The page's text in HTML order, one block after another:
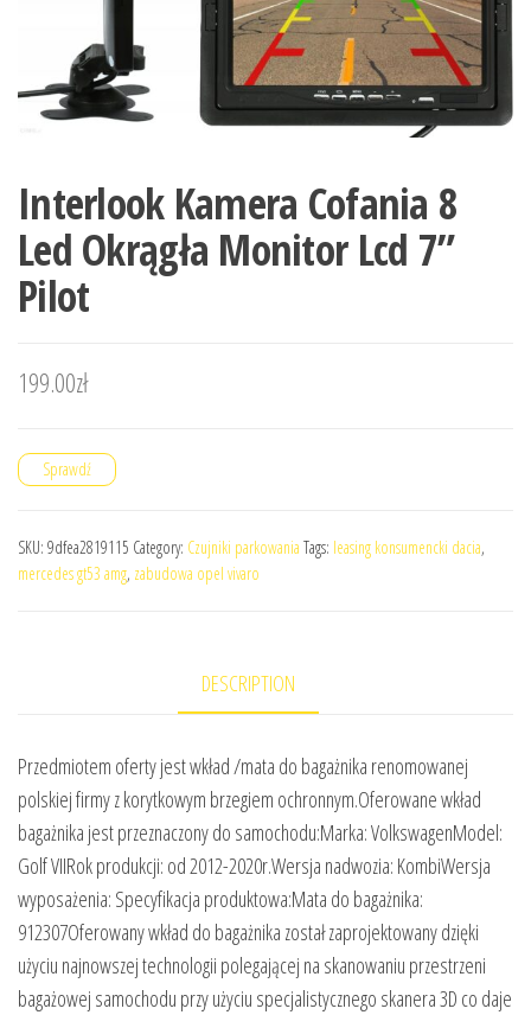
Interlook Kamera Cofania 8
Led Okrągła Monitor Lcd 7”
Pilot
199.00zł
Sprawdź
SKU: 9dfea2819115 Category: Czujniki parkowania Tags: leasing konsumencki dacia,
mercedes gt53 amg, zabudowa opel vivaro
DESCRIPTION
Przedmiotem oferty jest wkład /mata do bagażnika renomowanej
polskiej firmy z korytkowym brzegiem ochronnym.Oferowane wkład
bagażnika jest przeznaczony do samochodu:Marka: VolkswagenModel:
Golf VIIRok produkcji: od 2012-2020r.Wersja nadwozia: KombiWersja
wyposażenia: Specyfikacja produktowa:Mata do bagażnika:
912307Oferowany wkład do bagażnika został zaprojektowany dzięki
użyciu najnowszej technologii polegającej na skanowaniu przestrzeni
bagażowej samochodu przy użyciu specjalistycznego skanera 3D co daje